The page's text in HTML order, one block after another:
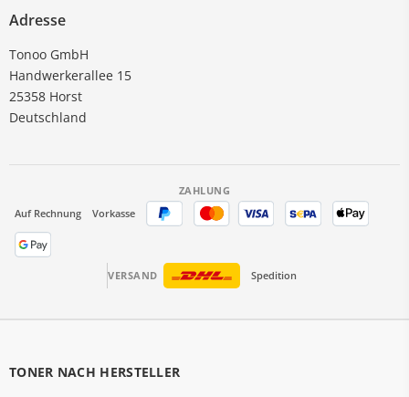
Adresse
Tonoo GmbH
Handwerkerallee 15
25358 Horst
Deutschland
ZAHLUNG
Auf Rechnung
Vorkasse
VERSAND Spedition
TONER NACH HERSTELLER